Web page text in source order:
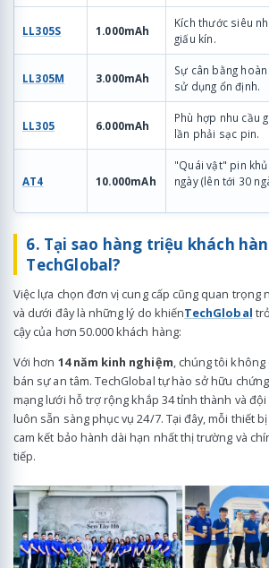
LL305S 1.000mAh
Kích thước siêu
giấu kín.
LL305M 3.000mAh
Sự cân bằng
sử dụng ổn định.
LL305 6.000mAh
Phù hợp nhu cầu
lần phải sạc pin.
AT4 10.000mAh
"Quái vật" pin
ngày (lên tới 30
6. Tại sao hàng triệu khách
TechGlobal?
Việc lựa chọn đơn vị cung cấp cũng quan trọng
và dưới đây là những lý do khiếnTechGlobal
cậy của hơn 50.000 khách hàng:
Với hơn 14 năm kinh nghiệm, chúng tôi không
bán sự an tâm. TechGlobal tự hào sở hữu
mạng lưới hỗ trợ rộng khắp 34 tỉnh thành và
luôn sẵn sàng phục vụ 24/7. Tại đây, mỗi thiết
cam kết bảo hành dài hạn nhất thị trường và
tiếp.